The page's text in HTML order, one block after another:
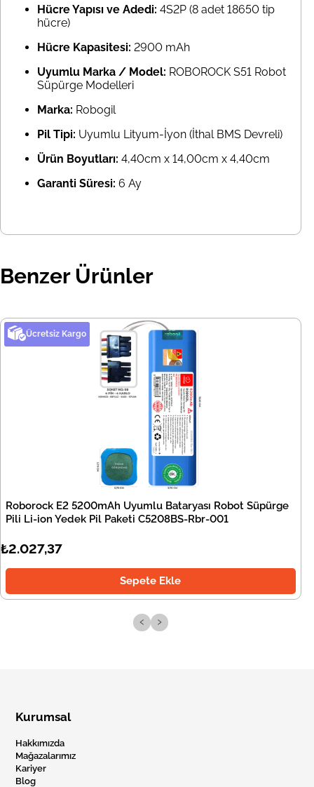
Hücre Yapısı ve Adedi: 4S2P (8 adet 18650 tip
hücre)
Hücre Kapasitesi: 2900 mAh
Uyumlu Marka / Model: ROBOROCK S51 Robot
Süpürge Modelleri
Marka: Robogil
Pil Tipi: Uyumlu Lityum-İyon (İthal BMS Devreli)
Ürün Boyutları: 4,40cm x 14,00cm x 4,40cm
Garanti Süresi: 6 Ay
Benzer Ürünler
Ücretsiz Kargo
Roborock E2 5200mAh Uyumlu Bataryası Robot Süpürge
Pili Li-ion Yedek Pil Paketi C5208BS-Rbr-001
₺2.027,37
Sepete Ekle
‹ ›
Kurumsal
Hakkımızda
Mağazalarımız
Kariyer
Blog